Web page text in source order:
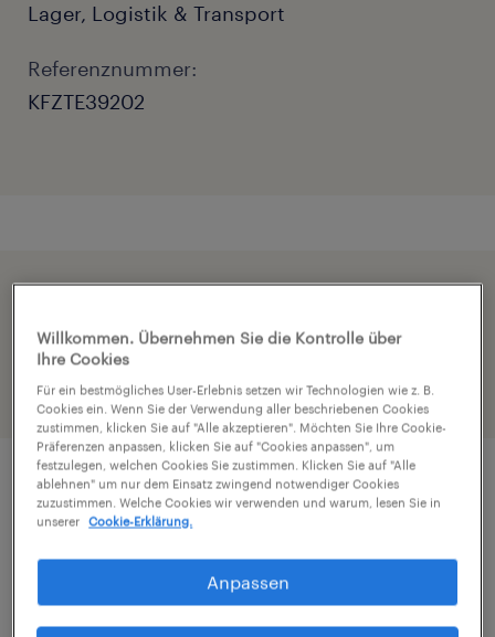
Lager, Logistik & Transport
Referenznummer:
KFZTE39202
Profil teilst
Job Details
Wir sind Randstad - der weltweit führende
Personaldienstleister.
Willkommen. Übernehmen Sie die Kontrolle über
Ihre Cookies
Für ein bestmögliches User-Erlebnis setzen wir Technologien wie z. B.
Cookies ein. Wenn Sie der Verwendung aller beschriebenen Cookies
zustimmen, klicken Sie auf "Alle akzeptieren". Möchten Sie Ihre Cookie-
Präferenzen anpassen, klicken Sie auf "Cookies anpassen", um
festzulegen, welchen Cookies Sie zustimmen. Klicken Sie auf "Alle
ablehnen" um nur dem Einsatz zwingend notwendiger Cookies
zuzustimmen. Welche Cookies wir verwenden und warum, lesen Sie in
unserer
Cookie-Erklärung.
Anpassen